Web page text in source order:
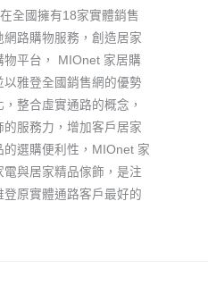
全國擁有18家實體銷售
路購物服務，創造居家
平台， MIOnet 家居購
以雅登全國銷售網的優勢
整合虛實通路的概念，
服務力，增加客戶居家
選購便利性，MIOnet 家
與居家精品傢飾，是注
原實體通路客戶最好的